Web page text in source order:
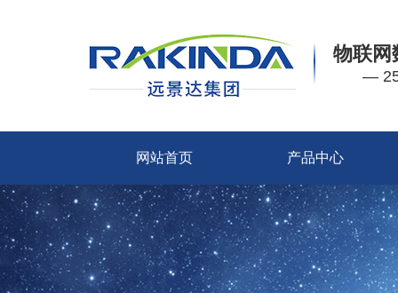
物联网
—
网站首页 产品中心